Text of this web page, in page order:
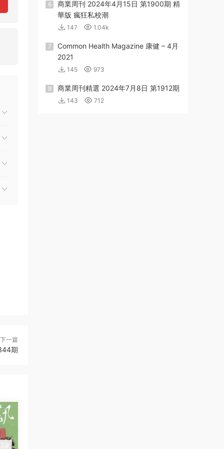
下一篇
期
6
商業周刊 2024年4月15日 第1900期 精
華版 瘋狂私校潮
147 1.04k
7
Common Health Magazine 康健 – 4月
2021
145 973
8 商業周刊精選 2024年7月8日 第1912期
143 712